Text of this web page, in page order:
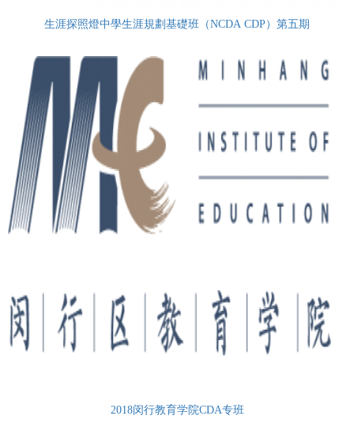
生涯探照燈中學生涯規劃基礎班（NCDA CDP）第五期
2018闵行教育学院CDA专班